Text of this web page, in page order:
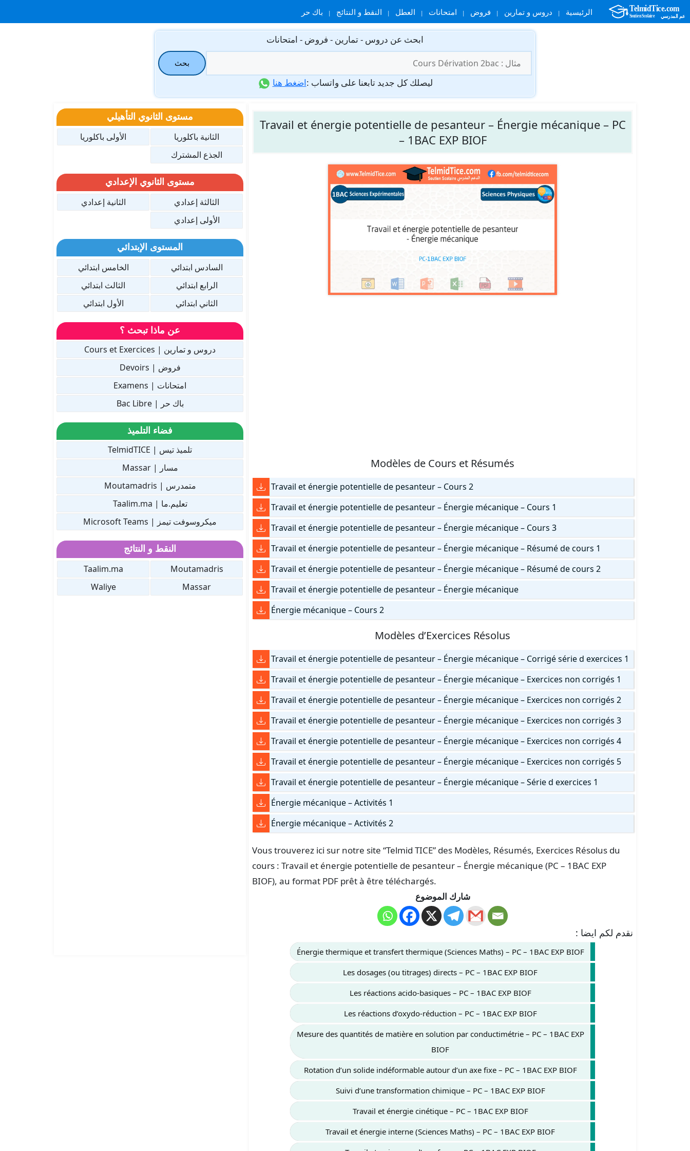
الرئيسية دروس و تمارين فروض امتحانات العطل النقط و النتائج باك حر
ابحث عن دروس - تمارين - فروض - امتحانات
عن:
بحث
ليصلك كل جديد تابعنا على واتساب :اضغط هنا
Travail et énergie potentielle de pesanteur – Énergie mécanique – PC
– 1BAC EXP BIOF
Modèles de Cours et Résumés
Travail et énergie potentielle de pesanteur – Cours 2
Travail et énergie potentielle de pesanteur – Énergie mécanique – Cours 1
Travail et énergie potentielle de pesanteur – Énergie mécanique – Cours 3
Travail et énergie potentielle de pesanteur – Énergie mécanique – Résumé de cours 1
Travail et énergie potentielle de pesanteur – Énergie mécanique – Résumé de cours 2
Travail et énergie potentielle de pesanteur – Énergie mécanique
Énergie mécanique – Cours 2
Modèles d’Exercices Résolus
Travail et énergie potentielle de pesanteur – Énergie mécanique – Corrigé série d exercices 1
Travail et énergie potentielle de pesanteur – Énergie mécanique – Exercices non corrigés 1
Travail et énergie potentielle de pesanteur – Énergie mécanique – Exercices non corrigés 2
Travail et énergie potentielle de pesanteur – Énergie mécanique – Exercices non corrigés 3
Travail et énergie potentielle de pesanteur – Énergie mécanique – Exercices non corrigés 4
Travail et énergie potentielle de pesanteur – Énergie mécanique – Exercices non corrigés 5
Travail et énergie potentielle de pesanteur – Énergie mécanique – Série d exercices 1
Énergie mécanique – Activités 1
Énergie mécanique – Activités 2
Vous trouverez ici sur notre site “Telmid TICE” des Modèles, Résumés, Exercices Résolus du
cours : Travail et énergie potentielle de pesanteur – Énergie mécanique (PC – 1BAC EXP
BIOF), au format PDF prêt à être téléchargés.
شارك الموضوع
نقدم لكم ايضا :
Énergie thermique et transfert thermique (Sciences Maths) – PC – 1BAC EXP BIOF
Les dosages (ou titrages) directs – PC – 1BAC EXP BIOF
Les réactions acido-basiques – PC – 1BAC EXP BIOF
Les réactions d’oxydo-réduction – PC – 1BAC EXP BIOF
Mesure des quantités de matière en solution par conductimétrie – PC – 1BAC EXP
BIOF
Rotation d’un solide indéformable autour d’un axe fixe – PC – 1BAC EXP BIOF
Suivi d’une transformation chimique – PC – 1BAC EXP BIOF
Travail et énergie cinétique – PC – 1BAC EXP BIOF
Travail et énergie interne (Sciences Maths) – PC – 1BAC EXP BIOF
مستوى الثانوي التأهيلي
الثانية باكلوريا
الأولى باكلوريا
الجذع المشترك
مستوى الثانوي الإعدادي
الثالثة إعدادي
الثانية إعدادي
الأولى إعدادي
المستوى الإبتدائي
السادس ابتدائي
الخامس ابتدائي
الرابع ابتدائي
الثالث ابتدائي
الثاني ابتدائي
الأول ابتدائي
عن ماذا تبحث ؟
دروس و تمارين | Cours et Exercices
فروض | Devoirs
امتحانات | Examens
باك حر | Bac Libre
فضاء التلميذ
تلميذ تيس | TelmidTICE
مسار | Massar
متمدرس | Moutamadris
تعليم.ما | Taalim.ma
ميكروسوفت تيمز | Microsoft Teams
النقط و النتائج
Moutamadris
Taalim.ma
Massar
Waliye